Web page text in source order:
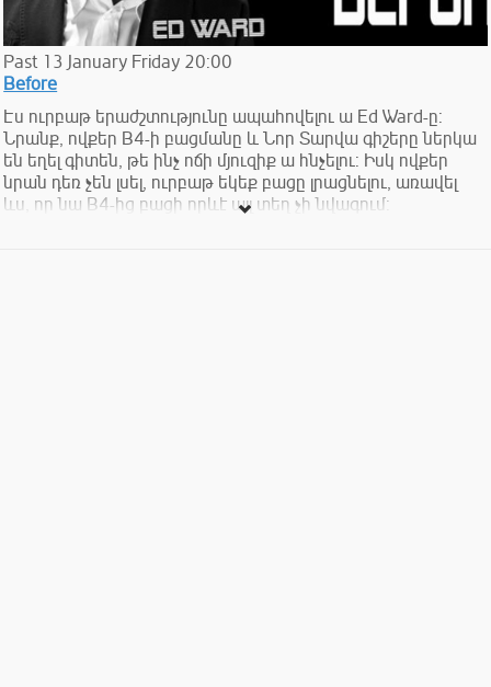
Past 13 January Friday 20:00
Before
Էս ուրբաթ երաժշտությունը ապահովելու ա Ed Ward-ը:
Նրանք, ովքեր B4-ի բացմանը և Նոր Տարվա գիշերը ներկա
են եղել գիտեն, թե ինչ ոճի մյուզիք ա հնչելու: Իսկ ովքեր
նրան դեռ չեն լսել, ուրբաթ եկեք բացը լրացնելու, առավել
ևս, որ նա B4-ից բացի որևէ այլ տեղ չի նվագում: